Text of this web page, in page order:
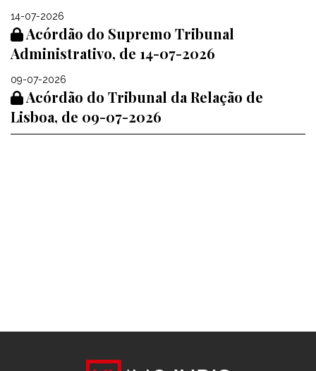
14-07-2026
Acórdão do Supremo Tribunal
Administrativo, de 14-07-2026
09-07-2026
Acórdão do Tribunal da Relação de
Lisboa, de 09-07-2026